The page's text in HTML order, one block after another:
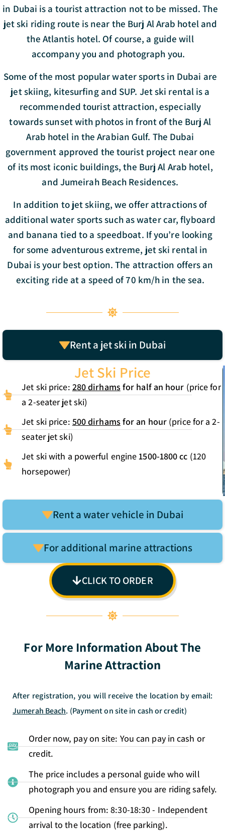
in Dubai is a tourist attraction not to be missed. The
jet ski riding route is near the Burj Al Arab hotel and
the Atlantis hotel. Of course, a guide will
accompany you and photograph you.
Some of the most popular water sports in Dubai are
jet skiing, kitesurfing and SUP. Jet ski rental is a
recommended tourist attraction, especially
towards sunset with photos in front of the Burj Al
Arab hotel in the Arabian Gulf. The Dubai
government approved the tourist project near one
of its most iconic buildings, the Burj Al Arab hotel,
and Jumeirah Beach Residences.
In addition to jet skiing, we offer attractions of
additional water sports such as water car, flyboard
and banana tied to a speedboat. If you’re looking
for some adventurous extreme, jet ski rental in
Dubai is your best option. The attraction offers an
exciting ride at a speed of 70 km/h in the sea.
Rent a jet ski in Dubai
Rent a water vehicle in Dubai
For additional marine attractions
Jet Ski Price
Jet ski price: 280 dirhams for half an hour (price for
a 2-seater jet ski)
Jet ski price: 500 dirhams for an hour (price for a 2-
seater jet ski)
Jet ski with a powerful engine1500-1800 cc (120
horsepower)
CLICK TO ORDER
For More Information About The
Marine Attraction
After registration, you will receive the location by email:
Jumerah Beach. (Payment on site in cash or credit)
Order now, pay on site: You can pay in cash or
credit.
The price includes a personal guide who will
photograph you and ensure you are riding safely.
Opening hours from: 8:30-18:30 - Independent
arrival to the location (free parking).